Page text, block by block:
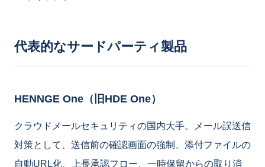
代表的なサードパーティ製品
HENNGE One（旧HDE One）
クラウドメールセキュリティの国内大手。メール誤送信
対策として、送信前の確認画面の強制、添付ファイルの
自動URL化、上長承認フロー、一時保留からの取り消